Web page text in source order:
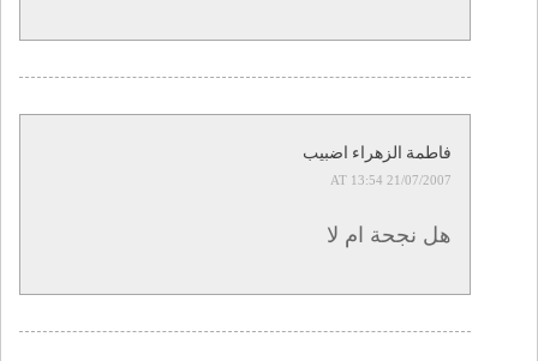
فاطمة الزهراء اضبيب
21/07/2007 AT 13:54
هل نجحة ام لا